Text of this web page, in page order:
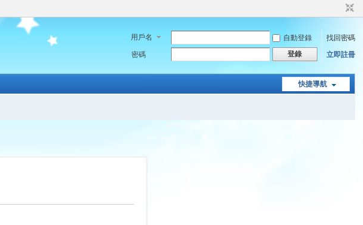
用戶名 自動登錄
找回密碼
密碼
登錄 立即註冊
快捷導航